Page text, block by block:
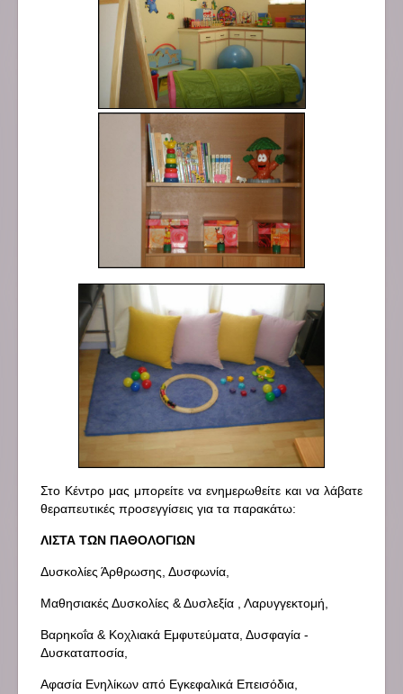
Στο Κέντρο μας μπορείτε να ενημερωθείτε και να λάβατε
θεραπευτικές προσεγγίσεις για τα παρακάτω:
ΛΙΣΤΑ ΤΩΝ ΠΑΘΟΛΟΓΙΩΝ
Δυσκολίες Άρθρωσης, Δυσφωνία,
Μαθησιακές Δυσκολίες & Δυσλεξία , Λαρυγγεκτομή,
Βαρηκοΐα & Κοχλιακά Εμφυτεύματα, Δυσφαγία -
Δυσκαταποσία,
Αφασία Ενηλίκων από Εγκεφαλικά Επεισόδια,